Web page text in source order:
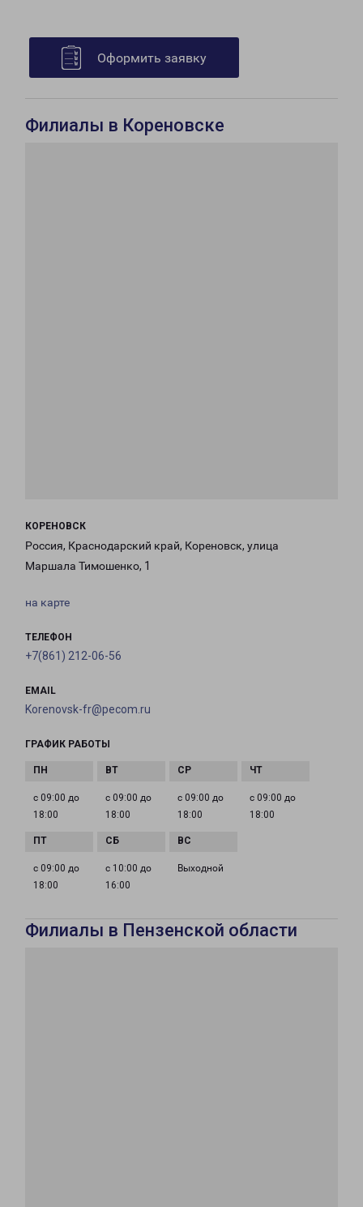
Оформить заявку
Филиалы в Кореновске
КОРЕНОВСК
Россия, Краснодарский край, Кореновск, улица
Маршала Тимошенко, 1
на карте
ТЕЛЕФОН
+7(861) 212-06-56
EMAIL
Korenovsk-fr@pecom.ru
ГРАФИК РАБОТЫ
с 09:00 до
18:00
с 09:00 до
18:00
с 09:00 до
18:00
с 09:00 до
18:00
с 09:00 до
18:00
с 10:00 до
16:00
Выходной
Филиалы в Пензенской области